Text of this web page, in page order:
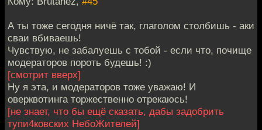
А ты тоже сегодня ничё так, глаголом столбишь - аки
сваи вбиваешь!
Чувствую, не забалуешь с тобой - если что, почище
модераторов пороть будешь! :)
[смотрит вверх]
Ну я эта, и модераторов тоже уважаю! И
оверквотинга торжественно отрекаюсь!
[не знает, что бы ещё сказать, дабы задобрить
тупи4ковских НебоЖителей]